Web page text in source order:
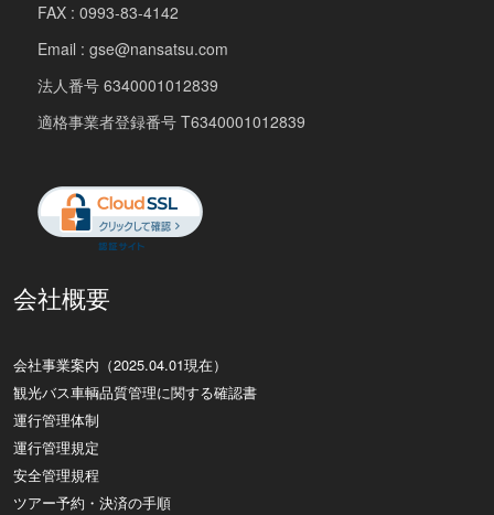
FAX : 0993-83-4142
Email : gse@nansatsu.com
法人番号 6340001012839
適格事業者登録番号 T6340001012839
会社概要
会社事業案内（2025.04.01現在）
観光バス車輌品質管理に関する確認書
運行管理体制
運行管理規定
安全管理規程
ツアー予約・決済の手順